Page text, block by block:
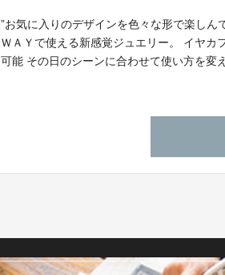
”お気に入りのデザインを色々な形で楽し
ＷＡＹで使える新感覚ジュエリー。 イヤカ
可能 その日のシーンに合わせて使い方を変